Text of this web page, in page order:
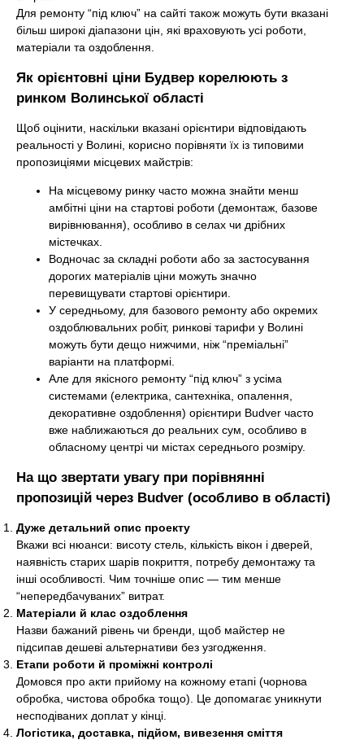
Для ремонту “під ключ” на сайті також можуть бути вказані
більш широкі діапазони цін, які враховують усі роботи,
матеріали та оздоблення.
Як орієнтовні ціни Будвер корелюють з
ринком Волинської області
Щоб оцінити, наскільки вказані орієнтири відповідають
реальності у Волині, корисно порівняти їх із типовими
пропозиціями місцевих майстрів:
На місцевому ринку часто можна знайти менш
амбітні ціни на стартові роботи (демонтаж, базове
вирівнювання), особливо в селах чи дрібних
містечках.
Водночас за складні роботи або за застосування
дорогих матеріалів ціни можуть значно
перевищувати стартові орієнтири.
У середньому, для базового ремонту або окремих
оздоблювальних робіт, ринкові тарифи у Волині
можуть бути дещо нижчими, ніж “преміальні”
варіанти на платформі.
Але для якісного ремонту “під ключ” з усіма
системами (електрика, сантехніка, опалення,
декоративне оздоблення) орієнтири Budver часто
вже наближаються до реальних сум, особливо в
обласному центрі чи містах середнього розміру.
На що звертати увагу при порівнянні
пропозицій через Budver (особливо в області)
Дуже детальний опис проекту
Вкажи всі нюанси: висоту стель, кількість вікон і дверей,
наявність старих шарів покриття, потребу демонтажу та
інші особливості. Чим точніше опис — тим менше
“непередбачуваних” витрат.
Матеріали й клас оздоблення
Назви бажаний рівень чи бренди, щоб майстер не
підсипав дешеві альтернативи без узгодження.
Етапи роботи й проміжні контролі
Домовся про акти прийому на кожному етапі (чорнова
обробка, чистова обробка тощо). Це допомагає уникнути
несподіваних доплат у кінці.
Логістика, доставка, підйом, вивезення сміття